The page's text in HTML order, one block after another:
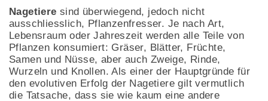
Nagetiere sind überwiegend, jedoch nicht
ausschliesslich, Pflanzenfresser. Je nach Art,
Lebensraum oder Jahreszeit werden alle Teile von
Pflanzen konsumiert: Gräser, Blätter, Früchte,
Samen und Nüsse, aber auch Zweige, Rinde,
Wurzeln und Knollen. Als einer der Hauptgründe für
den evolutiven Erfolg der Nagetiere gilt vermutlich
die Tatsache, dass sie wie kaum eine andere